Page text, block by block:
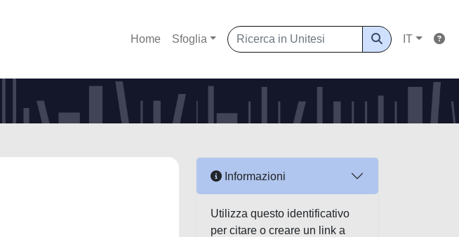
Home Sfoglia IT
Informazioni
Utilizza questo identificativo
per citare o creare un link a